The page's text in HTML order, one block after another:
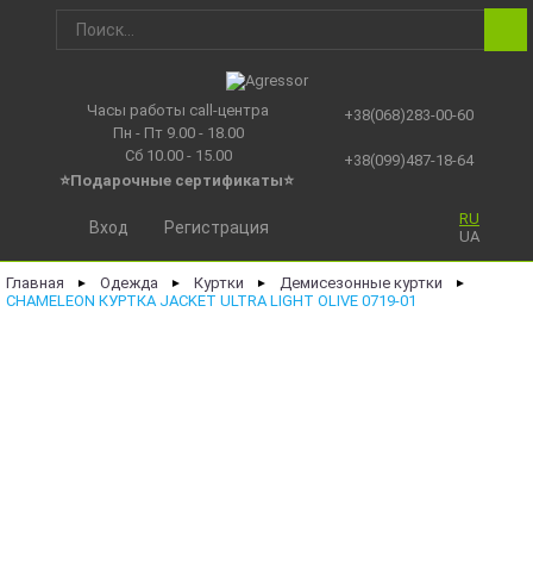
Часы работы call-центра
Пн - Пт 9.00 - 18.00
Сб 10.00 - 15.00
⭐Подарочные сертификаты⭐
+38(068)283-00-60
+38(099)487-18-64
RU
UA
Вход Регистрация
Главная ► Одежда ► Куртки ► Демисезонные куртки ►
CHAMELEON КУРТКА JACKET ULTRA LIGHT OLIVE 0719-01